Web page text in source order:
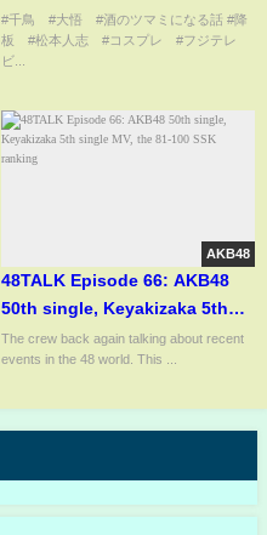
か？ 【松ちゃんコスプレ問
題】
#千鳥 #大悟 #酒のツマミになる話 #降
板 #松本人志 #コスプレ #フジテレ
ビ...
AKB48
48TALK Episode 66: AKB48
50th single, Keyakizaka 5th
single MV, the 81-100 SSK
ranking
The crew back again talking about recent
events in the 48 world. This ...